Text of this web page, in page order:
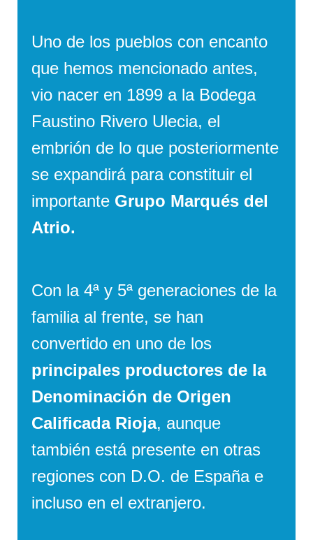
Uno de los pueblos con encanto
que hemos mencionado antes,
vio nacer en 1899 a la Bodega
Faustino Rivero Ulecia, el
embrión de lo que posteriormente
se expandirá para constituir el
importante Grupo Marqués del
Atrio.
Con la 4ª y 5ª generaciones de la
familia al frente, se han
convertido en uno de los
principales productores de la
Denominación de Origen
Calificada Rioja, aunque
también está presente en otras
regiones con D.O. de España e
incluso en el extranjero.